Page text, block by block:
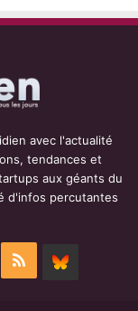
avec l'actualité
tendances et
aux géants du
d'infos percutantes
RSS